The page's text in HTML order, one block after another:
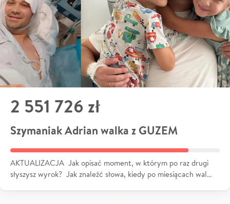
2 551 726 zł
Szymaniak Adrian walka z GUZEM
AKTUALIZACJA Jak opisać moment, w którym po raz drugi
słyszysz wyrok? Jak znaleźć słowa, kiedy po miesiącach wal…